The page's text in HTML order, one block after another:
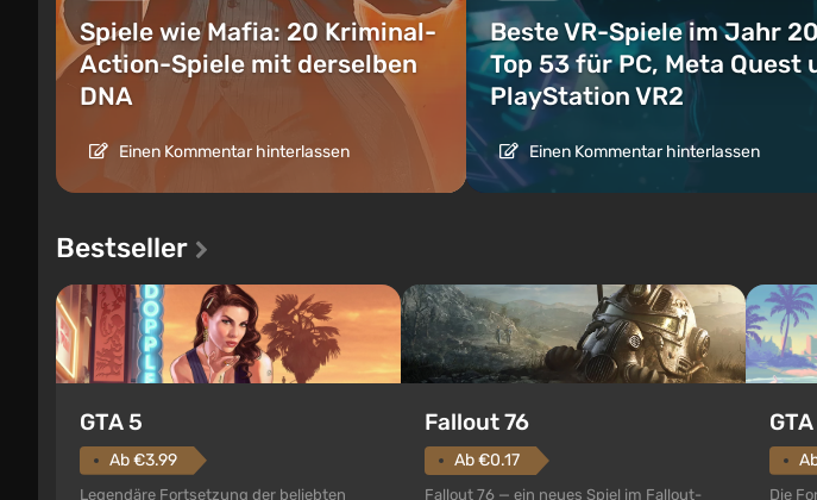
Spiele wie Mafia: 20 Kriminal-
Action-Spiele mit derselben
DNA
Einen Kommentar hinterlassen
Beste VR-Spiele im Jahr
Top 53 für PC, Meta Quest
PlayStation VR2
Einen Kommentar hinterlassen
Bestseller
GTA 5
Ab €3.99
Legendäre Fortsetzung der beliebten
Fallout 76
Ab €0.17
Fallout 76 — ein neues Spiel im Fallout- Die